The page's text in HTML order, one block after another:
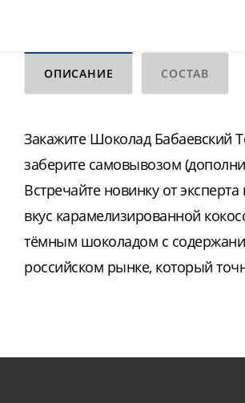
ОПИСАНИЕ СОСТАВ
Закажите Шоколад Бабаевский
заберите самовывозом
Встречайте новинку от
вкус карамелизированной
тёмным шоколадом с
российском рынке, который